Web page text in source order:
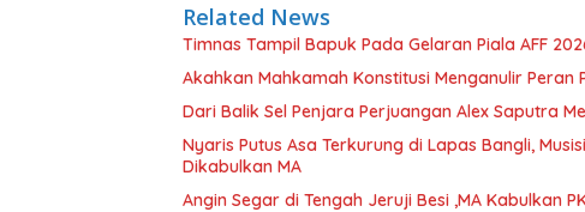
Related News
Timnas Tampil Bapuk Pada Gelaran Piala AFF
Akahkan Mahkamah Konstitusi Menganulir Peran
Dari Balik Sel Penjara Perjuangan Alex Saputra
Nyaris Putus Asa Terkurung di Lapas Bangli,
Dikabulkan MA
Angin Segar di Tengah Jeruji Besi ,MA Kabulkan